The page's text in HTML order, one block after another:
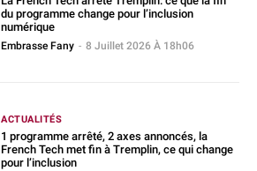
du programme change pour l’inclusion
numérique
Embrasse Fany - 8 Juillet 2026 À 18h06
ACTUALITÉS
1 programme arrêté, 2 axes annoncés, la
French Tech met fin à Tremplin, ce qui change
pour l’inclusion